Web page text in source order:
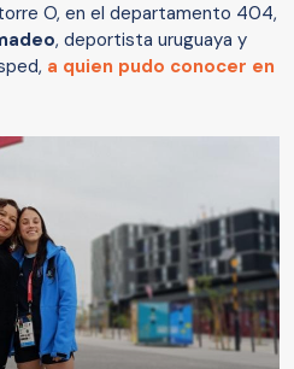
O, en el departamento 404,
, deportista uruguaya y
a quien pudo conocer en